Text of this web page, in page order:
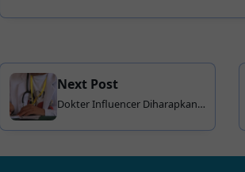
Next Post
Dokter Influencer Diharapkan